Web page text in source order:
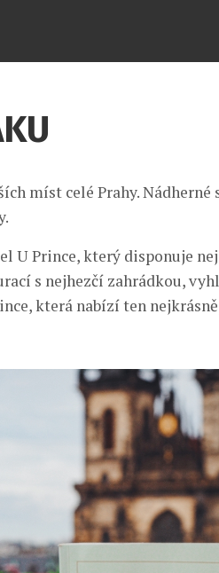
míst celé Prahy. Nádherné
U Prince, který disponuje
s nejhezčí zahrádkou,
která nabízí ten